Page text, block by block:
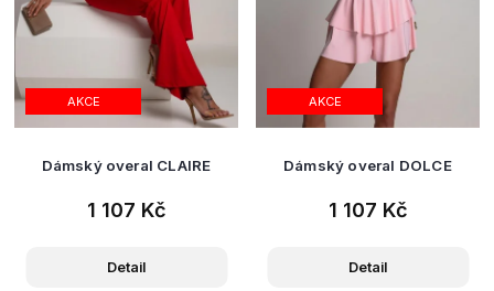
AKCE
Dámský overal CLAIRE
1 107 Kč
Detail
AKCE
Dámský overal DOLCE
1 107 Kč
Detail